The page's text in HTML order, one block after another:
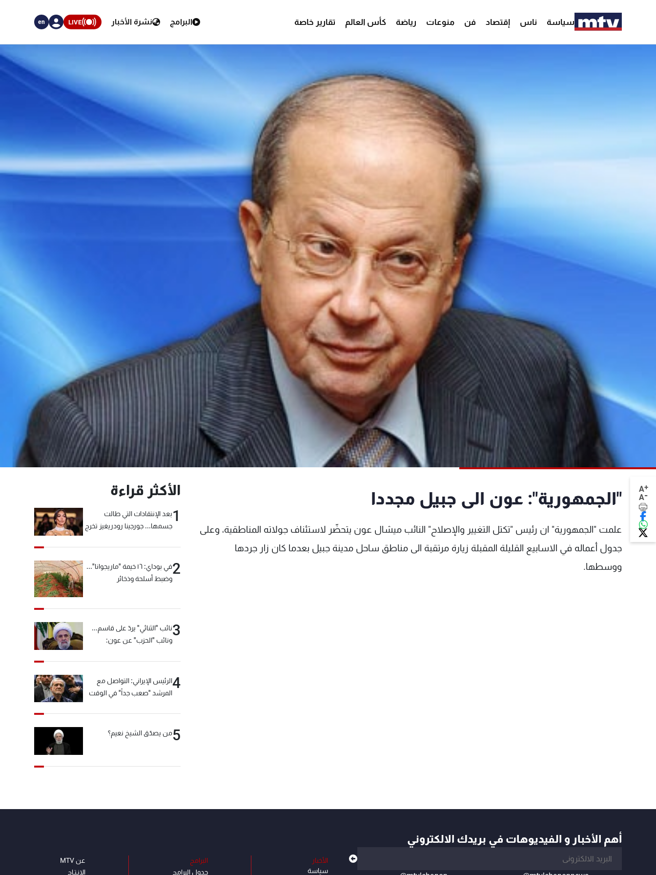
سياسة ناس إقتصاد فن منوعات رياضة كأس العالم تقارير خاصة البرامج نشرة الأخبار LIVE
en
A+
A- "الجمهورية": عون الى جبيل مجددا
علمت "الجمهورية" ان رئيس "تكتل التغيير والإصلاح" النائب ميشال عون يتحضّر لاستئناف جولاته المناطقية، وعلى
جدول أعماله في الاسابيع القليلة المقبلة زيارة مرتقبة الى مناطق ساحل مدينة جبيل بعدما كان زار جردها
ووسطها.
الأكثر قراءة
1بعد الإنتقادات التي طالت
جسمها... جورجينا رودريغيز تخرج
2
في بوداي: ١٦ خيمة "ماريجوانا"...
وضبط أسلحة وذخائر
3نائب "الثنائي" يردّ على قاسم...
ونائب "الحزب" عن عون:
4الرئيس الإيراني: التواصل مع
المرشد "صعب جداً" في الوقت
5من يصدّق الشيخ نعيم؟
أهم الأخبار و الفيديوهات في بريدك الالكتروني
الأخبار
سياسة
البرامج
جدول البرامج
عن MTV
الإنـتـاج